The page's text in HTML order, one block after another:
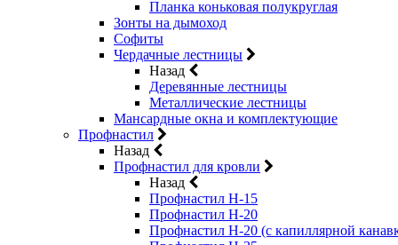
Планка коньковая полукруглая
Зонты на дымоход
Софиты
Чердачные лестницы
Назад
Деревянные лестницы
Металлические лестницы
Мансардные окна и комплектующие
Профнастил
Назад
Профнастил для кровли
Назад
Профнастил Н-15
Профнастил Н-20
Профнастил Н-20 (с капиллярной